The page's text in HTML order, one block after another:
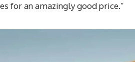
for an amazingly good price.”